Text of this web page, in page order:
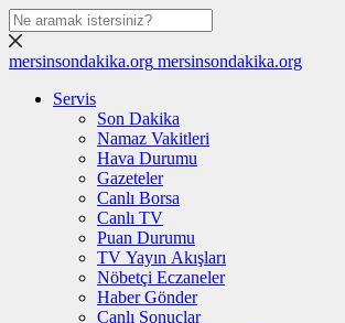
mersinsondakika.org mersinsondakika.org
Servis
Son Dakika
Namaz Vakitleri
Hava Durumu
Gazeteler
Canlı Borsa
Canlı TV
Puan Durumu
TV Yayın Akışları
Nöbetçi Eczaneler
Haber Gönder
Canlı Sonuçlar